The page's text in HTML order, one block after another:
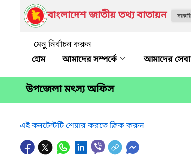
বাংলাদেশ জাতীয় তথ্য বাতায়ন
মেনু নির্বাচন করুন
আমাদের সম্পর্কে
আমাদের সেবা
উপজেলা মৎস্য অফিস
এই কনটেন্টটি শেয়ার করতে ক্লিক করুন